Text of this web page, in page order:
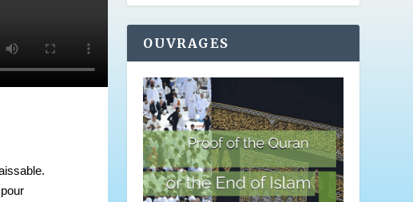
OUVRAGES